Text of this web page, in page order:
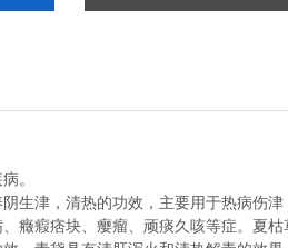
。
生津，清热的功效，主要用于热病伤
癥瘕痞块、瘿瘤、顽痰久咳等症。夏